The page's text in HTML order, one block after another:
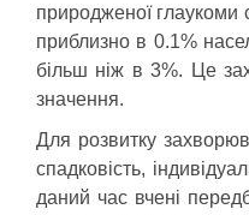
природженої глаукоми
приблизно в 0.1%
більш ніж в 3%. Це
значення.
Для розвитку
спадковість,
даний час вчені